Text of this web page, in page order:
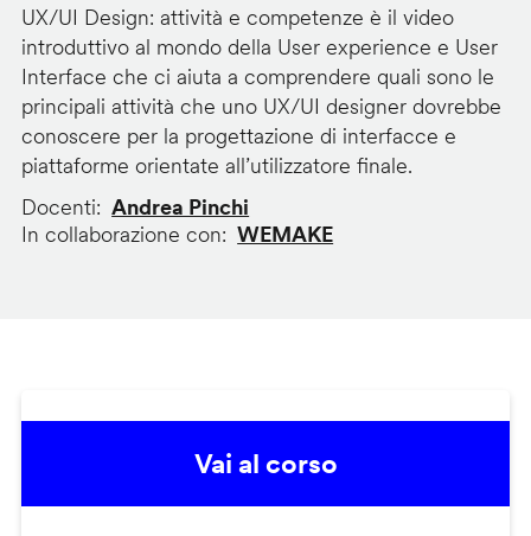
UX/UI Design: attività e competenze è il video
introduttivo al mondo della User experience e User
Interface che ci aiuta a comprendere quali sono le
principali attività che uno UX/UI designer dovrebbe
conoscere per la progettazione di interfacce e
piattaforme orientate all’utilizzatore finale.
Docenti
Andrea Pinchi
In collaborazione con
WEMAKE
Vai al corso